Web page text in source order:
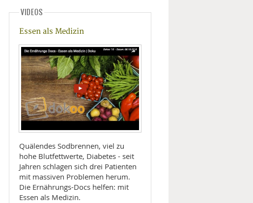
VIDEOS
Essen als Medizin
Quälendes Sodbrennen, viel zu
hohe Blutfettwerte, Diabetes - seit
Jahren schlagen sich drei Patienten
mit massiven Problemen herum.
Die Ernährungs-Docs helfen: mit
Essen als Medizin.